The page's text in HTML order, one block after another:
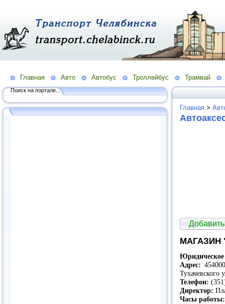
Главная Авто Автобус Троллейбус Трамвай
Поиск на портале...
Главная >
МАГАЗИН
Юридическое
Адрес:
Тухачевского
Телефон:
Директор:
Часы